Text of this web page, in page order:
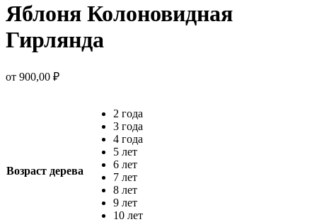
Яблоня Колоновидная
Гирлянда
от 900,00 ₽
Возраст дерева
2 года
3 года
4 года
5 лет
6 лет
7 лет
8 лет
9 лет
10 лет